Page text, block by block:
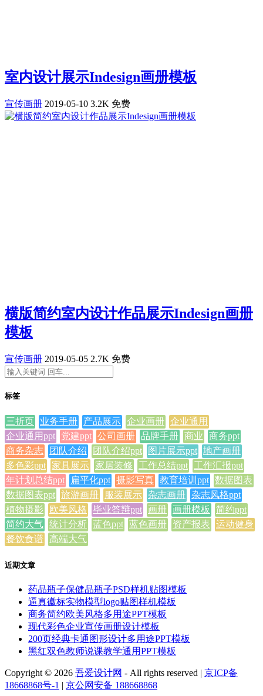
室内设计展示Indesign画册模板
宣传画册 2019-05-10 3.2K 免费
横版简约室内设计作品展示Indesign画册
模板
宣传画册 2019-05-05 2.7K 免费
标签
三折页 业务手册 产品展示 企业画册 企业通用
企业通用ppt
党建ppt 公司画册 品牌手册 商业
商务ppt
商务杂志
团队介绍 团队介绍ppt 图片展示ppt 地产画册
多色彩ppt
家具展示 家居装修 工作总结ppt
工作汇报ppt
年计划总结ppt
扁平化ppt 摄影写真 教育培训ppt 数据图表
数据图表ppt 旅游画册 服装展示 杂志画册 杂志风格ppt
植物摄影
欧美风格 毕业答辩ppt 画册 画册模板
简约ppt
简约大气 统计分析 蓝色ppt 蓝色画册 资产报表
运动健身
餐饮食谱 高端大气
近期文章
药品瓶子保健品瓶子PSD样机贴图模板
逼真徽标实物模型logo贴图样机模板
商务简约欧美风格多用途PPT模板
现代彩色企业宣传画册设计模板
200页经典卡通图形设计多用途PPT模板
黑红双色教师说课教学通用PPT模板
Copyright © 2026 吾爱设计网 - All rights reserved | 京ICP备
18668868号-1 | 京公网安备 188668868